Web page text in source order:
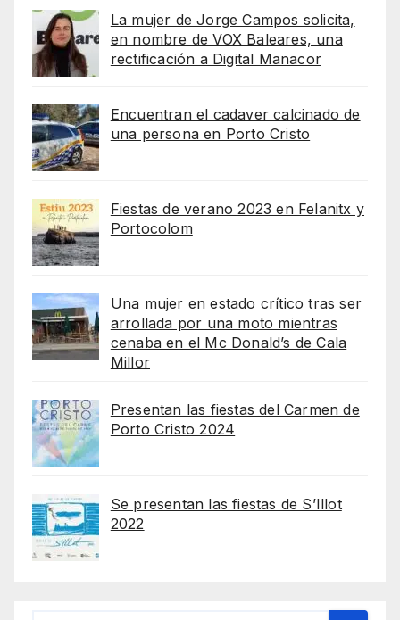
La mujer de Jorge Campos solicita,
en nombre de VOX Baleares, una
rectificación a Digital Manacor
Encuentran el cadaver calcinado de
una persona en Porto Cristo
Fiestas de verano 2023 en Felanitx y
Portocolom
Una mujer en estado crítico tras ser
arrollada por una moto mientras
cenaba en el Mc Donald’s de Cala
Millor
Presentan las fiestas del Carmen de
Porto Cristo 2024
Se presentan las fiestas de S’Illot
2022